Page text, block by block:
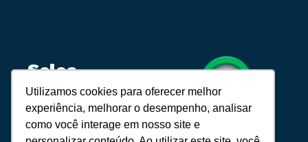
Utilizamos cookies para oferecer melhor
experiência, melhorar o desempenho, analisar
como você interage em nosso site e
Selos
Cadastur:
10.843.831/0001-89